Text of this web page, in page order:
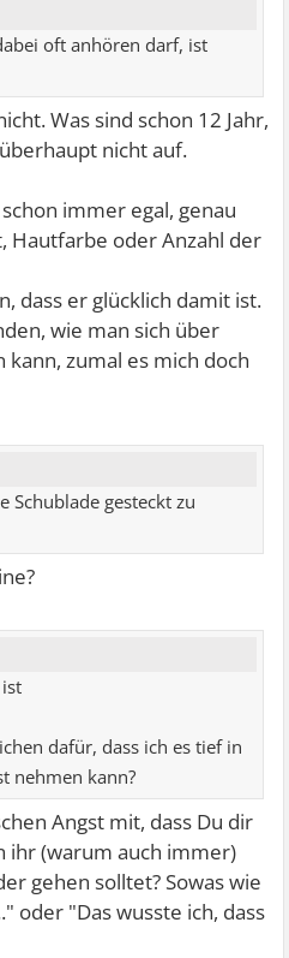
oft anhören darf, ist
Was sind schon 12 Jahr,
nicht auf.
immer egal, genau
Hautfarbe oder Anzahl der
dass er glücklich damit ist.
wie man sich über
kann, zumal es mich doch
Schublade gesteckt zu
dafür, dass ich es tief in
nehmen kann?
Angst mit, dass Du dir
ihr (warum auch immer)
gehen solltet? Sowas wie
oder "Das wusste ich, dass